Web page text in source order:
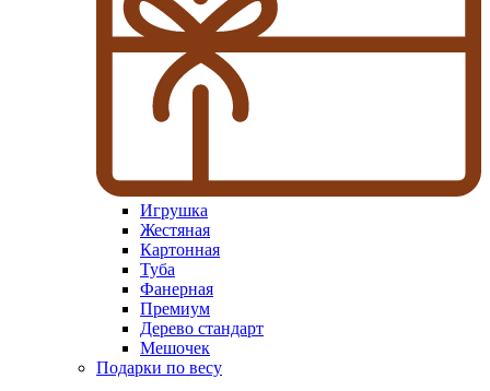
Игрушка
Жестяная
Картонная
Туба
Фанерная
Премиум
Дерево стандарт
Мешочек
Подарки по весу